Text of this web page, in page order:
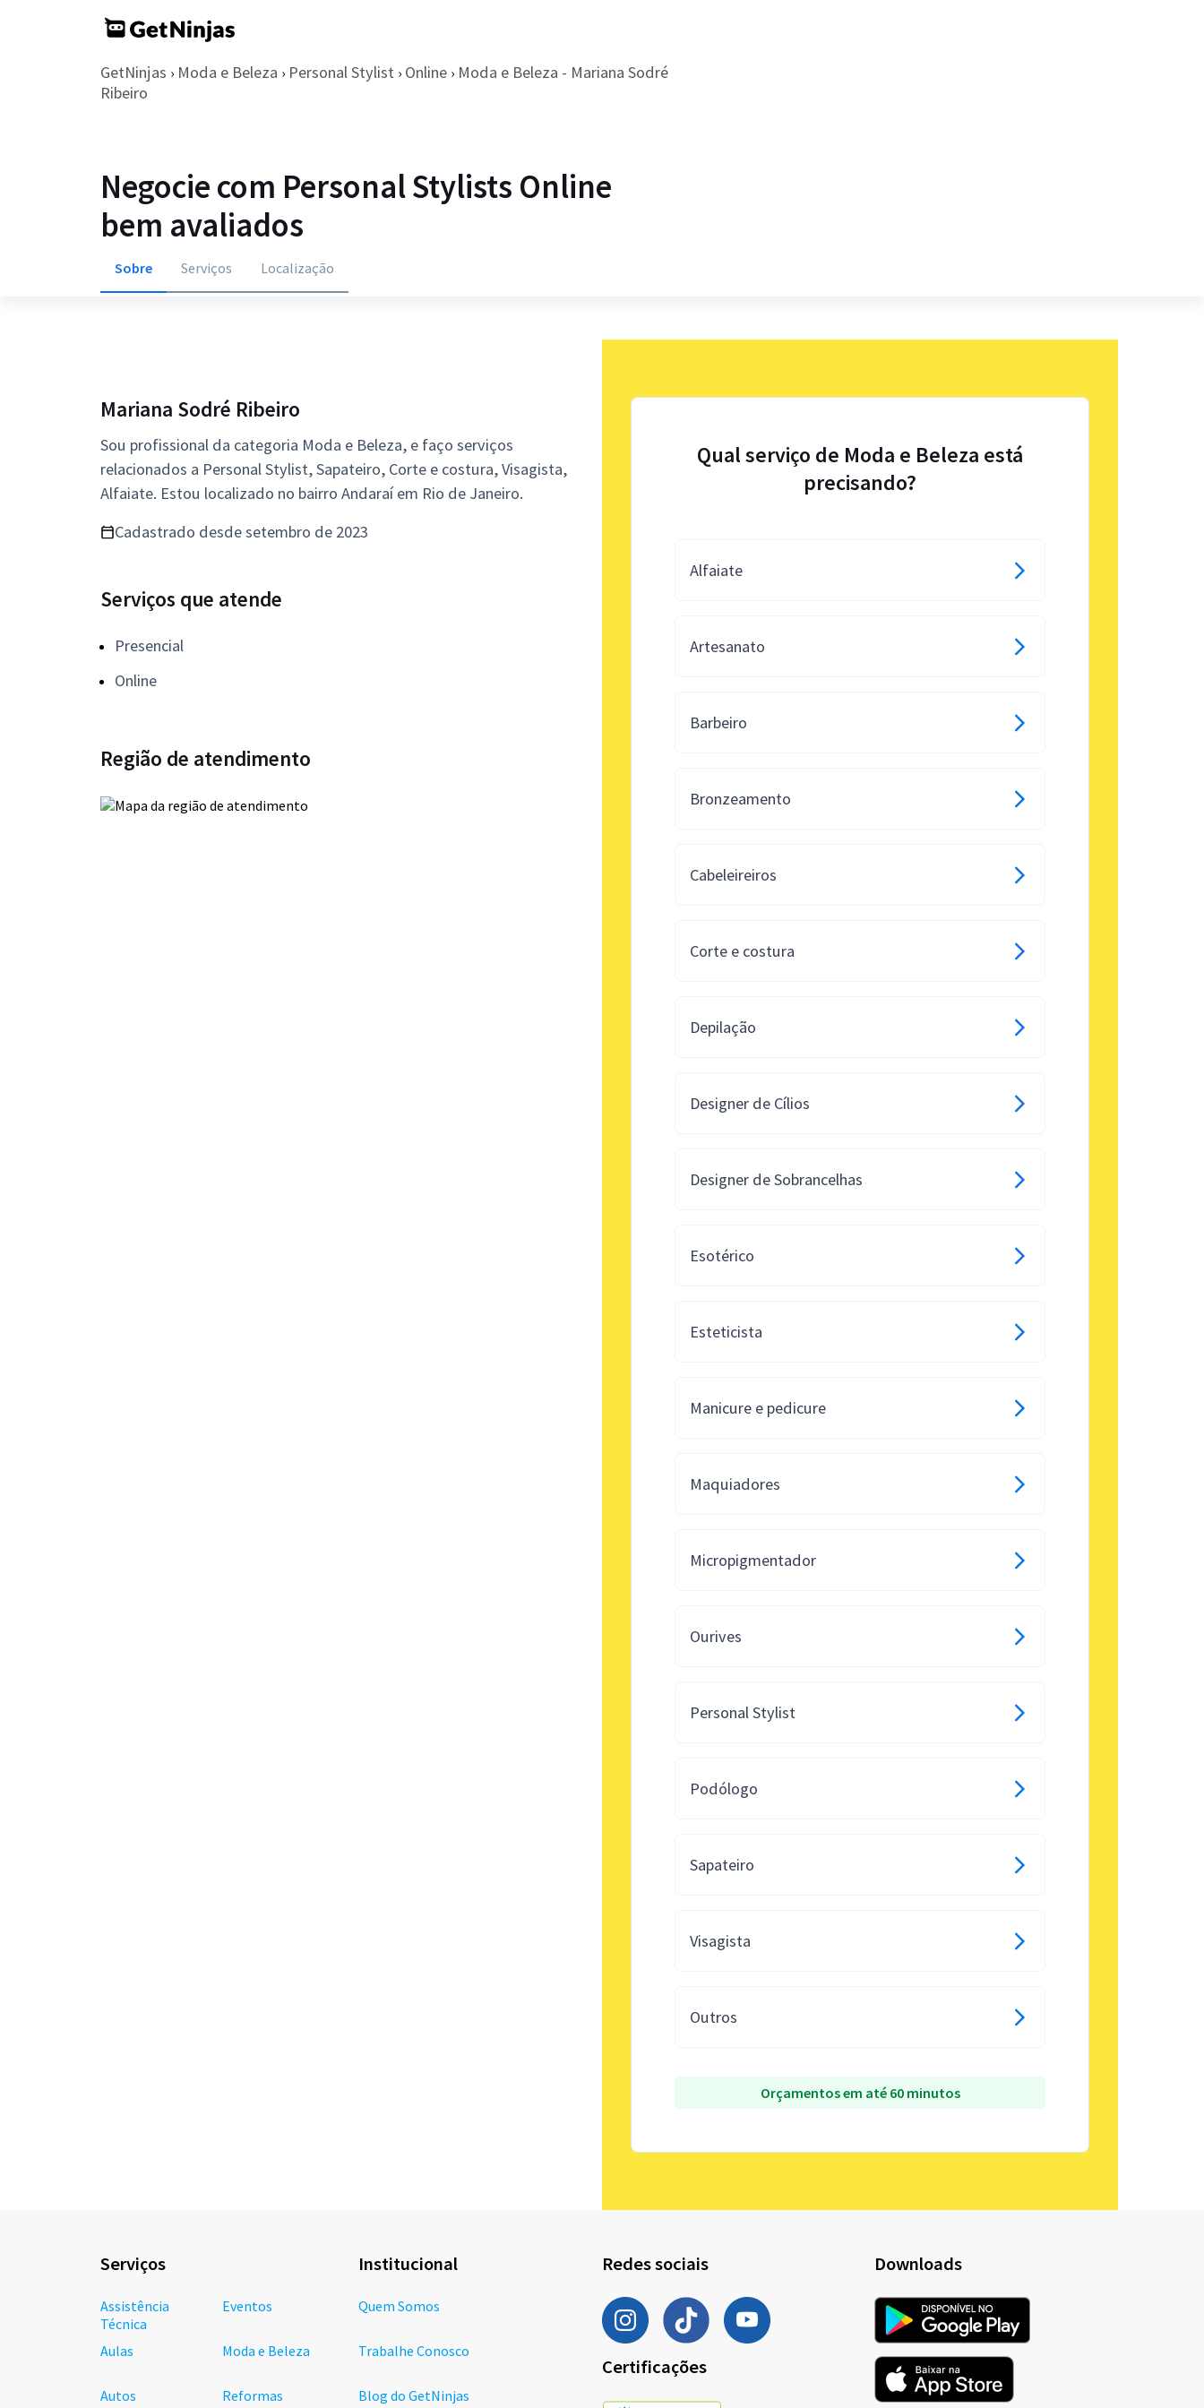
GetNinjas › Moda e Beleza › Personal Stylist › Online › Moda e Beleza - Mariana Sodré
Ribeiro
Negocie com Personal Stylists Online
bem avaliados
Sobre Serviços Localização
Mariana Sodré Ribeiro
Sou profissional da categoria Moda e Beleza, e faço serviços
relacionados a Personal Stylist, Sapateiro, Corte e costura, Visagista,
Alfaiate. Estou localizado no bairro Andaraí em Rio de Janeiro.
Cadastrado desde setembro de 2023
Serviços que atende
Presencial
Online
Região de atendimento
Qual serviço de Moda e Beleza está
precisando?
Alfaiate
Artesanato
Barbeiro
Bronzeamento
Cabeleireiros
Corte e costura
Depilação
Designer de Cílios
Designer de Sobrancelhas
Esotérico
Esteticista
Manicure e pedicure
Maquiadores
Micropigmentador
Ourives
Personal Stylist
Podólogo
Sapateiro
Visagista
Outros
Orçamentos em até 60 minutos
Serviços
Assistência
Técnica
Aulas
Autos
Eventos
Moda e Beleza
Reformas
Institucional
Quem Somos
Trabalhe Conosco
Blog do GetNinjas
Redes sociais
Certificações
Downloads